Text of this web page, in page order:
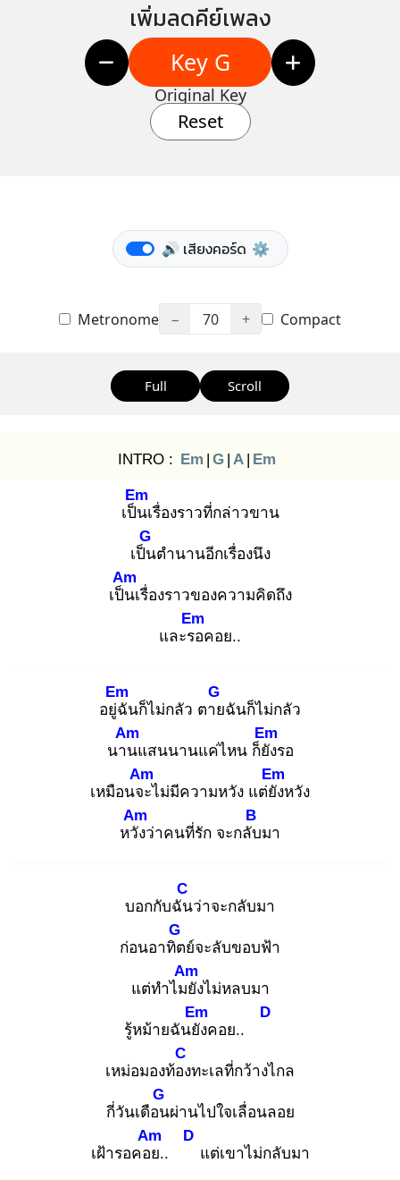
เพิ่มลดคีย์เพลง
Key G
Original Key
Reset
🔊 เสียงคอร์ด ⚙️
Metronome − 70 + Compact
Full Scroll
INTRO : Em | G | A | Em
เป็น
Em
เรื่องราวที่กล่าวขาน
เป็น
G
ตำนานอีกเรื่องนึง
เป็น
Am
เรื่องราวของความคิดถึง
และรอ
Em
คอย..
อยู่ฉั
Em
นก็ไม่กลัว ตาย
G
ฉันก็ไม่กลัว
นาน
Am
แสนนานแค่ไหน ก็ยัง
Em
รอ
เหมือนจะ
Am
ไม่มีความหวัง แต่ยัง
Em
หวัง
หวัง
Am
ว่าคนที่รัก จะกลับ
B
มา
บอกกับฉัน
C
ว่าจะกลับมา
ก่อนอาทิต
G
ย์จะลับขอบฟ้า
แต่ทำไมยั
Am
งไม่หลบมา
รู้หม้ายฉันยัง
Em
คอย..
D
เหม่อมองท้อง
C
ทะเลที่กว้างไกล
กี่วันเดือน
G
ผ่านไปใจเลื่อนลอย
เฝ้ารอคอย
Am
..
D
แต่เขาไม่กลับมา